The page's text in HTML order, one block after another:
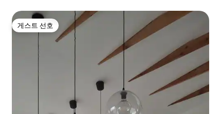
게스트 선호
게스트 선호